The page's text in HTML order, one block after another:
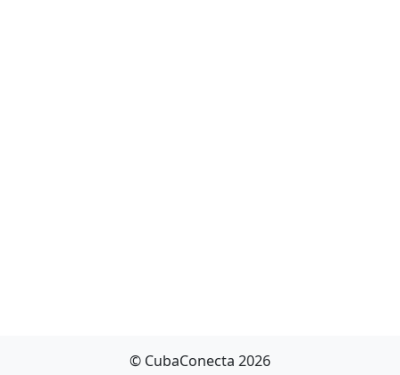
© CubaConecta 2026